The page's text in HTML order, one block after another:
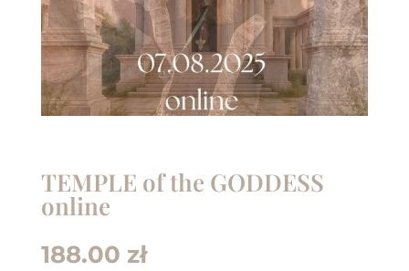
TEMPLE of the GODDESS
online
188.00 zł